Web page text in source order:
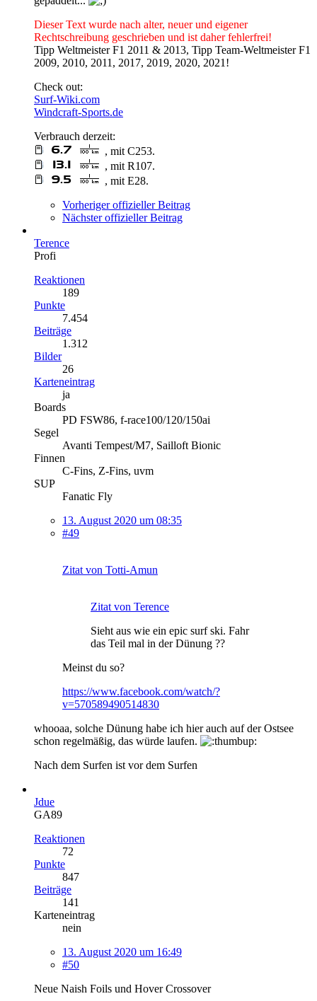
Dieser Text wurde nach alter, neuer und eigener
Rechtschreibung geschrieben und ist daher fehlerfrei!
Tipp Weltmeister F1 2011 & 2013, Tipp Team-Weltmeister F1
2009, 2010, 2011, 2017, 2019, 2020, 2021!
Check out:
Surf-Wiki.com
Windcraft-Sports.de
Verbrauch derzeit:
, mit C253.
, mit R107.
, mit E28.
Vorheriger offizieller Beitrag
Nächster offizieller Beitrag
Terence
Profi
Reaktionen
189
Punkte
7.454
Beiträge
1.312
Bilder
26
Karteneintrag
ja
Boards
PD FSW86, f-race100/120/150ai
Segel
Avanti Tempest/M7, Sailloft Bionic
Finnen
C-Fins, Z-Fins, uvm
SUP
Fanatic Fly
13. August 2020 um 08:35
#49
Zitat von Totti-Amun
Zitat von Terence
Sieht aus wie ein epic surf ski. Fahr
das Teil mal in der Dünung ??
Meinst du so?
https://www.facebook.com/watch/?
v=570589490514830
whooaa, solche Dünung habe ich hier auch auf der Ostsee
schon regelmäßig, das würde laufen.
Nach dem Surfen ist vor dem Surfen
Jdue
GA89
Reaktionen
72
Punkte
847
Beiträge
141
Karteneintrag
nein
13. August 2020 um 16:49
#50
Neue Naish Foils und Hover Crossover